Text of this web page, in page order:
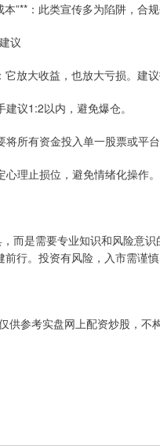
本”**：此类宣传多为陷阱，合
议
放大收益，也放大亏损。建议
议1:2以内，避免爆仓。
所有资金投入单一股票或平台
理止损位，避免情绪化操作。
，而是需要专业知识和风险意
行。投资有风险，入市需谨慎
供参考实盘网上配资炒股，